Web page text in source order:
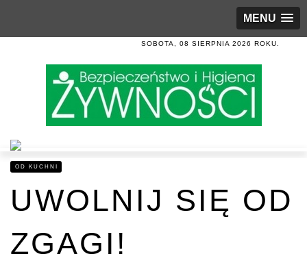
MENU
SOBOTA, 08 SIERPNIA 2026 ROKU.
OD KUCHNI
UWOLNIJ SIĘ OD
ZGAGI!